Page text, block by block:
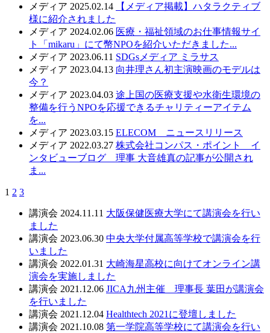
メディア 2025.02.14
【メディア掲載】ハタラクティブ
様に紹介されました
メディア 2024.02.06 医療・福祉領域のお仕事情報サイ
ト「mikaru」にて幣NPOを紹介いただきました...
メディア 2023.06.11 SDGsメディア ミラサス
メディア 2023.04.13 向井理さん初主演映画のモデルは
今？
メディア 2023.04.03 途上国の医療支援や水衛生環境の
整備を行うNPOを応援できるチャリティーアイテム
を...
メディア 2023.03.15 ELECOM ニュースリリース
メディア 2022.03.27 株式会社コンパス・ポイント イ
ンタビューブログ 理事 大音雄真の記事が公開され
ま...
1 2 3
講演会 2024.11.11 大阪保健医療大学にて講演会を行い
ました
講演会 2023.06.30 中央大学付属高等学校で講演会を行
いました
講演会 2022.01.31 大崎海星高校に向けてオンライン講
演会を実施しました
講演会 2021.12.06 JICA九州主催 理事長 葉田が講演会
を行いました
講演会 2021.12.04 Healthtech 2021に登壇しました
講演会 2021.10.08 第一学院高等学校にて講演会を行い